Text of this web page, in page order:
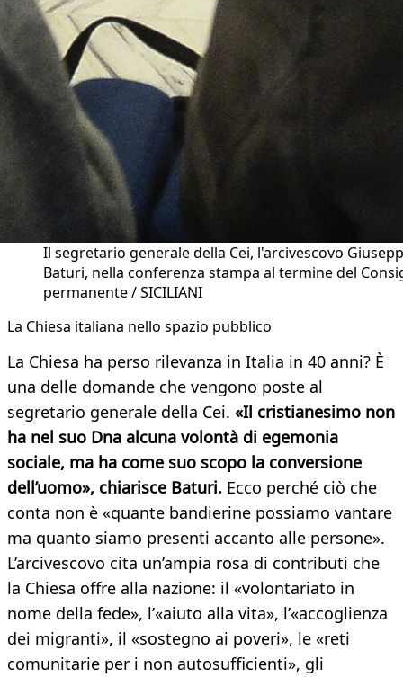
Il segretario generale della Cei, l'arcivescovo
Baturi, nella conferenza stampa al termine del
permanente / SICILIANI
La Chiesa italiana nello spazio pubblico
La Chiesa ha perso rilevanza in Italia in 40 anni? È
una delle domande che vengono poste al
segretario generale della Cei. «Il cristianesimo non
ha nel suo Dna alcuna volontà di egemonia
sociale, ma ha come suo scopo la conversione
dell’uomo», chiarisce Baturi. Ecco perché ciò che
conta non è «quante bandierine possiamo vantare
ma quanto siamo presenti accanto alle persone».
L’arcivescovo cita un’ampia rosa di contributi che
la Chiesa offre alla nazione: il «volontariato in
nome della fede», l’«aiuto alla vita», l’«accoglienza
dei migranti», il «sostegno ai poveri», le «reti
comunitarie per i non autosufficienti», gli